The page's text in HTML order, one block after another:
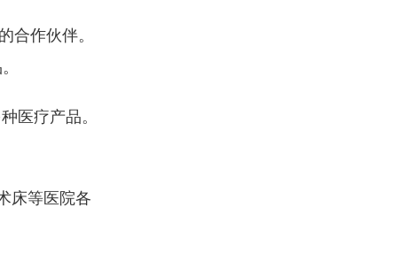
合作伙伴。
医疗产品。
床等医院各